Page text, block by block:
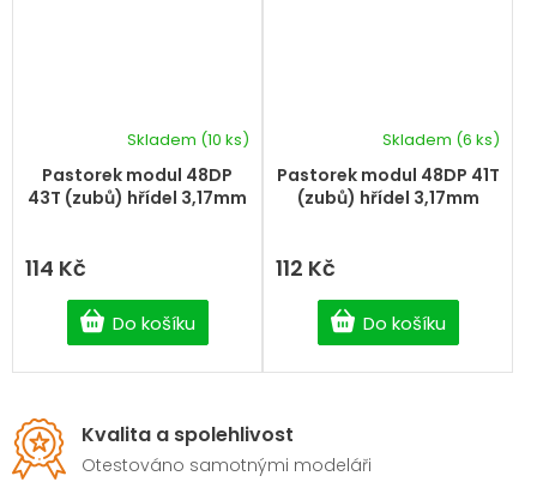
Pastorek modul 48DP
43T (zubů) hřídel 3,17mm
Skladem (10 ks)
114 Kč
Do košíku
Pastorek modul 48DP 41T
(zubů) hřídel 3,17mm
Skladem (6 ks)
112 Kč
Do košíku
Kvalita a spolehlivost
Otestováno samotnými modeláři